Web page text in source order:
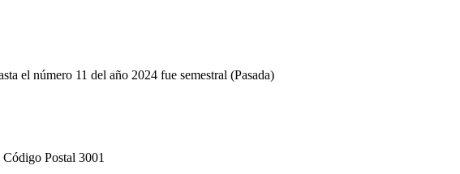
el número 11 del año 2024 fue semestral (Pasada)
Postal 3001